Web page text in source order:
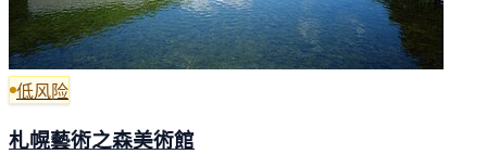
低风险
札幌藝術之森美術館